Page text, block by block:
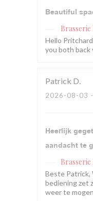
Beautiful
Hello
you both back
Patrick D
2026-08-03
Heerlijk
aandacht te
Beste Patrick,
bediening zet
weer te